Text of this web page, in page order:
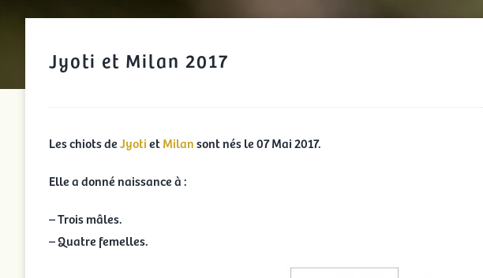
Jyoti et Milan 2017
Les chiots deJyotietMilansont nés le 07 Mai 2017.
Elle a donné naissance à :
– Trois mâles.
– Quatre femelles.